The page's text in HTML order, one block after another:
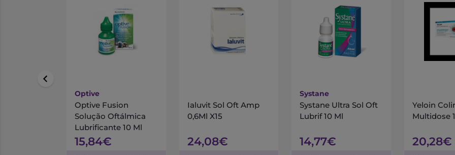
Optive
Optive Fusion
Solução Oftálmica
Lubrificante 10 Ml
15,84€
Ialuvit Sol Oft Amp
0,6Ml X15
24,08€
Systane
Systane Ultra Sol Oft
Lubrif 10 Ml
14,77€
Yeloin
Multidose
20,28€